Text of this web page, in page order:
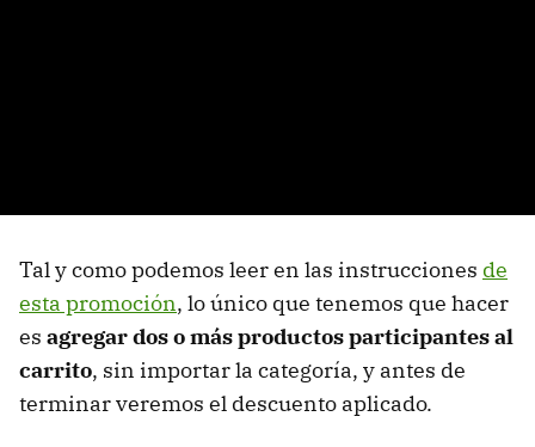
Tal y como podemos leer en las instrucciones de
esta promoción, lo único que tenemos que hacer
es agregar dos o más productos participantes al
carrito, sin importar la categoría, y antes de
terminar veremos el descuento aplicado.